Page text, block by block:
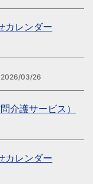
カレンダー
2026/03/26
介護サービス）
カレンダー